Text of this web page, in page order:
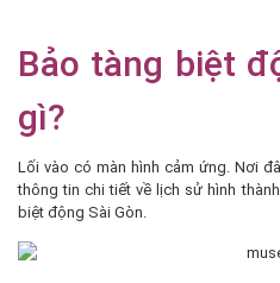
Bảo tàng biệt
gì?
Lối vào có màn hình cảm ứng. Nơi
thông tin chi tiết về lịch sử hình
biệt động Sài Gòn.